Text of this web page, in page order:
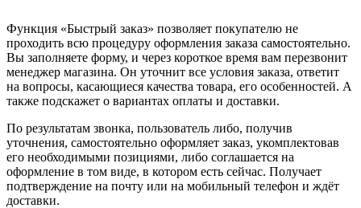
Функция «Быстрый заказ» позволяет покупателю не
проходить всю процедуру оформления заказа самостоятельно.
Вы заполняете форму, и через короткое время вам перезвонит
менеджер магазина. Он уточнит все условия заказа, ответит
на вопросы, касающиеся качества товара, его особенностей. А
также подскажет о вариантах оплаты и доставки.
По результатам звонка, пользователь либо, получив
уточнения, самостоятельно оформляет заказ, укомплектовав
его необходимыми позициями, либо соглашается на
оформление в том виде, в котором есть сейчас. Получает
подтверждение на почту или на мобильный телефон и ждёт
доставки.